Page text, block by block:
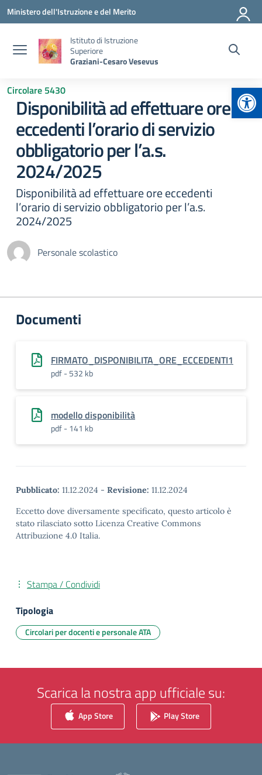
Vai ai contenuti
Vai al menu di navigazione
Vai al footer
Ministero dell'Istruzione e del Merito
Istituto di Istruzione
Superiore
Graziani-Cesaro Vesevus
Circolare 5430
Disponibilità ad effettuare ore
eccedenti l’orario di servizio
obbligatorio per l’a.s.
2024/2025
Disponibilità ad effettuare ore eccedenti
l’orario di servizio obbligatorio per l’a.s.
2024/2025
Personale scolastico
Documenti
FIRMATO_DISPONIBILITA_ORE_ECCEDENTI1
pdf - 532 kb
modello disponibilità
pdf - 141 kb
Pubblicato: 11.12.2024 - Revisione: 11.12.2024
Eccetto dove diversamente specificato, questo articolo è
stato rilasciato sotto Licenza Creative Commons
Attribuzione 4.0 Italia.
Stampa / Condividi
Tipologia
Circolari per docenti e personale ATA
Scarica la nostra app ufficiale su:
App Store Play Store